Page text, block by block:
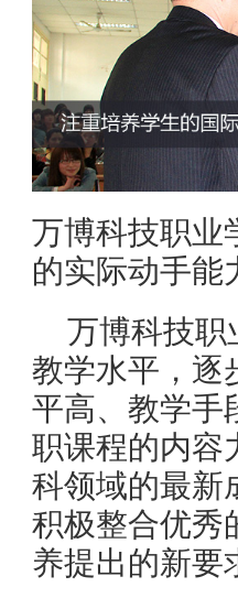
万博科技职业
的实际动手能
万博科技职
教学水平，逐
平高、教学手
职课程的内容
科领域的最新
积极整合优秀
养提出的新要